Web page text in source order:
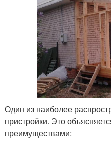
Один из наиболее
пристройки. Это
преимуществами: